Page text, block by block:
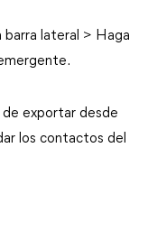
barra lateral > Haga
de exportar desde
los contactos del